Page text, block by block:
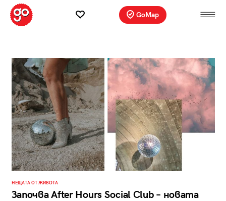
GoMap
НЕЩАТА ОТ ЖИВОТА
Започва After Hours Social Club – новата